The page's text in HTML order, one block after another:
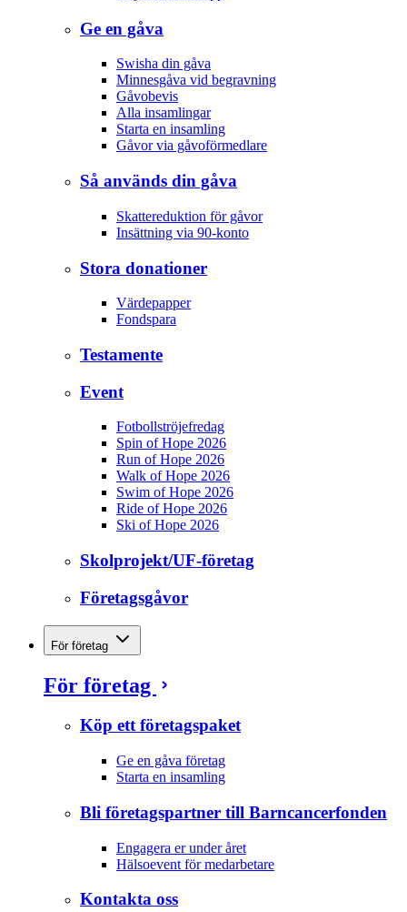
Ge en gåva
Swisha din gåva
Minnesgåva vid begravning
Gåvobevis
Alla insamlingar
Starta en insamling
Gåvor via gåvoförmedlare
Så används din gåva
Skattereduktion för gåvor
Insättning via 90-konto
Stora donationer
Värdepapper
Fondspara
Testamente
Event
Fotbollströjefredag
Spin of Hope 2026
Run of Hope 2026
Walk of Hope 2026
Swim of Hope 2026
Ride of Hope 2026
Ski of Hope 2026
Skolprojekt/UF-företag
Företagsgåvor
För företag
För företag
Köp ett företagspaket
Ge en gåva företag
Starta en insamling
Bli företagspartner till Barncancerfonden
Engagera er under året
Hälsoevent för medarbetare
Kontakta oss